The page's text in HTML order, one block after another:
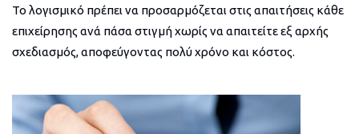
Το λογισμικό πρέπει να προσαρμόζεται στις απαιτήσεις κάθε
επιχείρησης ανά πάσα στιγμή χωρίς να απαιτείτε εξ αρχής
σχεδιασμός, αποφεύγοντας πολύ χρόνο και κόστος.